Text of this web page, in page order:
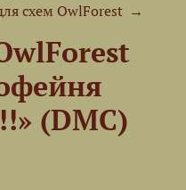
схем OwlForest →
(DMC)